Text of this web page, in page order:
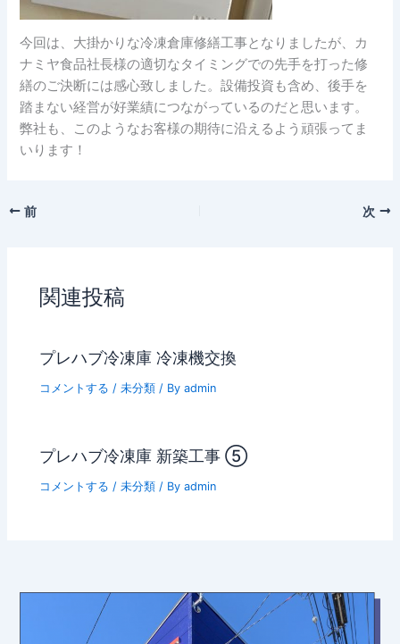
今回は、大掛かりな冷凍倉庫修繕工事となりましたが、カ
ナミヤ食品社長様の適切なタイミングでの先手を打った修
繕のご決断には感心致しました。設備投資も含め、後手を
踏まない経営が好業績につながっているのだと思います。
弊社も、このようなお客様の期待に沿えるよう頑張ってま
いります！
前 次
関連投稿
プレハブ冷凍庫 冷凍機交換
コメントする /未分類 / Byadmin
プレハブ冷凍庫 新築工事 ⑤
コメントする /未分類 / Byadmin